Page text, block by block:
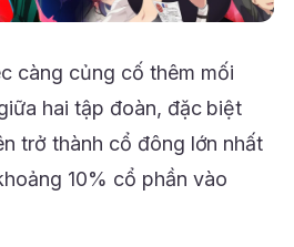
càng củng cố thêm mối
hai tập đoàn, đặc biệt
trở thành cổ đông lớn nhất
10% cổ phần vào